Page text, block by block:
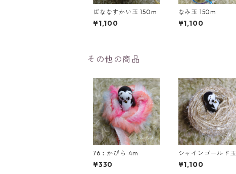
ばななすかい玉 150m
¥1,100
なみ玉 150m
¥1,100
その他の商品
76︰かぴら 4m
¥330
シャインゴールド玉 4
0m
¥1,100